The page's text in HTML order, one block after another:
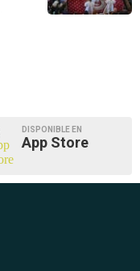
DISPONIBLE EN
App Store